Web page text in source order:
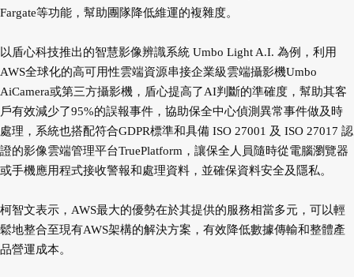
Fargate等功能，幫助團隊降低維運的複雜度。
以盾心科技推出的智慧影像辨識系統 Umbo Light A.I. 為例，利用
AWS全球化的高可用性雲端資源串接企業級雲端攝影機Umbo
AiCamera或第三方攝影機，盾心提高了AI判斷的準確度，幫助其客
戶有效減少了95%的誤報事件，協助保全中心偵測異常事件做及時
處理，系統也搭配符合GDPR標準和具備 ISO 27001 及 ISO 27017 認
證的影像雲端管理平台TruePlatform，讓保全人員隨時從電腦瀏覽器
或手機應用程式接收警報和處理資料，並確保資料安全及隱私。
柯智文表示，AWS最大的優勢在於其提供的服務相當多元，可以輕
鬆地整合至現有AWS架構的解決方案，有效降低數據傳輸和整體產
品營運成本。